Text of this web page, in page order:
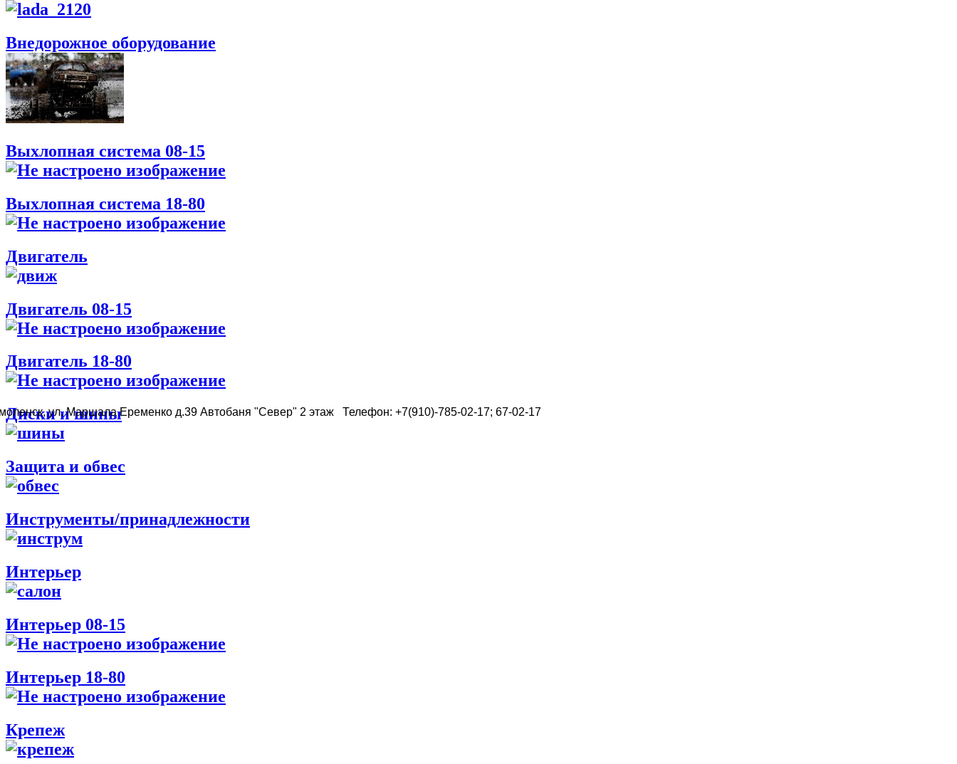
ул. Маршала Еременко д.39 Автобаня "Север" 2 этаж Телефон: +7(910)-785-02-17; 67-02-17
Внедорожное оборудование
Выхлопная система 08-15
Выхлопная система 18-80
Двигатель
Двигатель 08-15
Двигатель 18-80
Диски и шины
Защита и обвес
Инструменты/принадлежности
Интерьер
Интерьер 08-15
Интерьер 18-80
Крепеж